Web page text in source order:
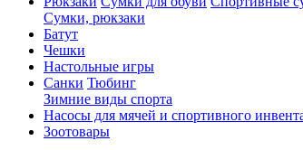
Сумки, рюкзаки
Батут
Чешки
Настольные игры
Санки Тюбинг
Зимние виды спорта
Насосы для мячей и спортивного
Зоотовары